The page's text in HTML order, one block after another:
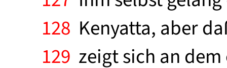
128 Kenyatta, aber
129 zeigt sich an